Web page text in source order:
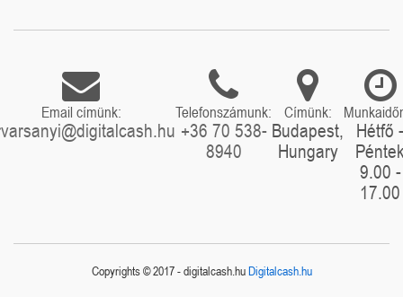
Email címünk: Telefonszámunk:
+36 70 538-
8940
Címünk:
Budapest,
Hungary
Hétfő -
9.00 -
17.00
Copyrights © 2017 - digitalcash.huDigitalcash.hu